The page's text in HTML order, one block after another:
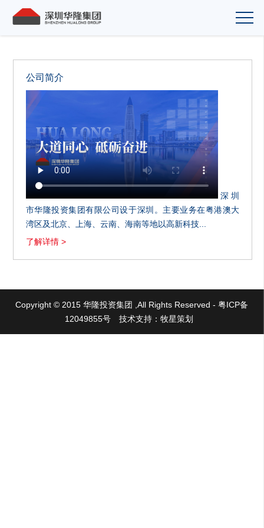
公司简介
深圳
市华隆投资集团有限公司设于深圳。主要业务在粤港澳大
湾区及北京、上海、云南、海南等地以高新科技...
了解详情 >
Copyright © 2015 华隆投资集团 ,All Rights Reserved - 粤ICP备
12049855号
技术支持：牧星策划